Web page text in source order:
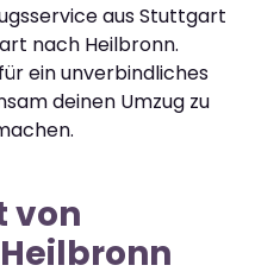
aus Stuttgart
nach Heilbronn.
ein unverbindliches
deinen Umzug zu
von